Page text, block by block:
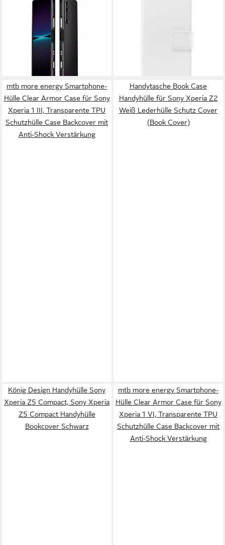
Handyhülle Für Sony Xperia 1
VII Aurora Series
Metallrahmen Schutz Hülle
Silber, Metallrahmen mit
integriertem Linsenschutz
lieferbar - in 2-3 Werktagen bei dir
Handyhülle für Sony Xperia
Z5 Weiß 4250710565245
lieferbar - in 2-3 Werktagen bei dir
mtb more energy Smartphone-
Hülle Clear Armor Case für Sony
Xperia 1 III, Transparente TPU
Schutzhülle Case Backcover mit
Anti-Shock Verstärkung
Handytasche Book Case
Handyhülle für Sony Xperia Z2
Weiß Lederhülle Schutz Cover
(Book Cover)
König Design Handyhülle Sony
Xperia Z5 Compact, Sony Xperia
Z5 Compact Handyhülle
Bookcover Schwarz
mtb more energy Smartphone-
Hülle Clear Armor Case für Sony
Xperia 1 VI, Transparente TPU
Schutzhülle Case Backcover mit
Anti-Shock Verstärkung